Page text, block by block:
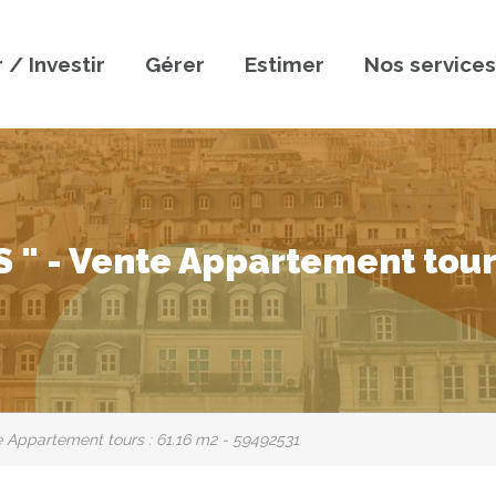
/ Investir Gérer Estimer Nos services
" - Vente Appartement
Appartement tours : 61.16 m2 - 59492531